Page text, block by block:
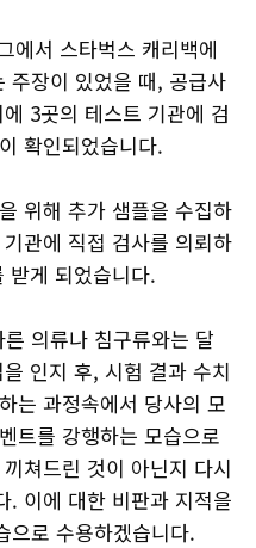
에서 스타벅스 캐리백에
주장이 있었을 때, 공급사
3곳의 테스트 기관에 검
확인되었습니다.
위해 추가 샘플을 수집하
관에 직접 검사를 의뢰하
받게 되었습니다.
의류나 침구류와는 달
인지 후, 시험 결과 수치
는 과정속에서 당사의 모
트를 강행하는 모습으로
쳐드린 것이 아닌지 다시
. 이에 대한 비판과 지적을
으로 수용하겠습니다.